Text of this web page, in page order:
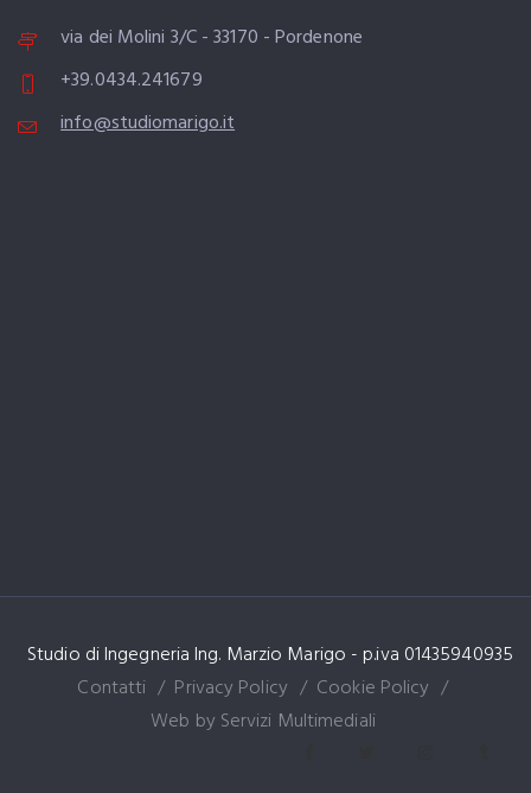
via dei Molini 3/C - 33170 - Pordenone
+39.0434.241679
info@studiomarigo.it
Studio di Ingegneria Ing. Marzio Marigo - p.iva 01435940935
Contatti
Privacy Policy
Cookie Policy
Web by Servizi Multimediali